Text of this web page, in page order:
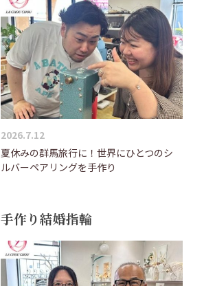
2026.7.12
夏休みの群馬旅行に！世界にひとつのシ
ルバーペアリングを手作り
手作り結婚指輪